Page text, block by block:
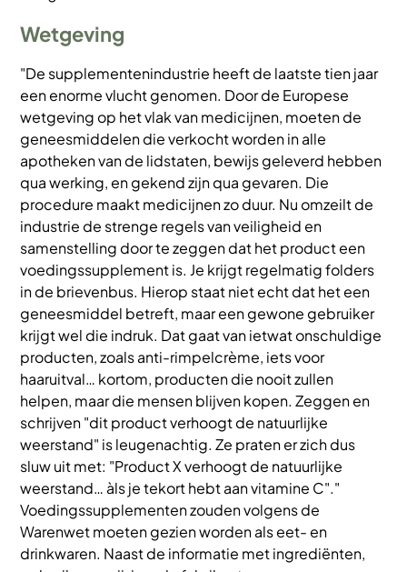
Wetgeving
"De supplementenindustrie heeft de laatste tien jaar
een enorme vlucht genomen. Door de Europese
wetgeving op het vlak van medicijnen, moeten de
geneesmiddelen die verkocht worden in alle
apotheken van de lidstaten, bewijs geleverd hebben
qua werking, en gekend zijn qua gevaren. Die
procedure maakt medicijnen zo duur. Nu omzeilt de
industrie de strenge regels van veiligheid en
samenstelling door te zeggen dat het product een
voedingssupplement is. Je krijgt regelmatig folders
in de brievenbus. Hierop staat niet echt dat het een
geneesmiddel betreft, maar een gewone gebruiker
krijgt wel die indruk. Dat gaat van ietwat onschuldige
producten, zoals anti-rimpelcrème, iets voor
haaruitval… kortom, producten die nooit zullen
helpen, maar die mensen blijven kopen. Zeggen en
schrijven "dit product verhoogt de natuurlijke
weerstand" is leugenachtig. Ze praten er zich dus
sluw uit met: "Product X verhoogt de natuurlijke
weerstand… àls je tekort hebt aan vitamine C"."
Voedingssupplementen zouden volgens de
Warenwet moeten gezien worden als eet- en
drinkwaren. Naast de informatie met ingrediënten,